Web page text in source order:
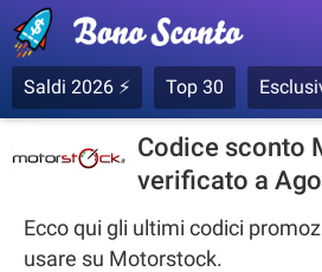
Saldi 2026 ⚡ Top 30
Codice sconto
verificato a
Ecco qui gli ultimi codici
usare su Motorstock.